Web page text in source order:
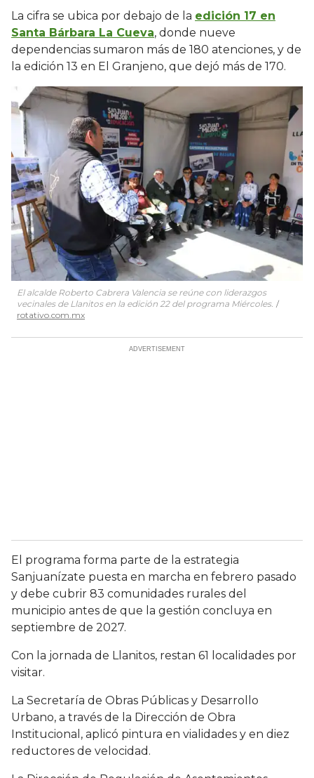
La cifra se ubica por debajo de la edición 17 en
Santa Bárbara La Cueva, donde nueve
dependencias sumaron más de 180 atenciones, y de
la edición 13 en El Granjeno, que dejó más de 170.
El alcalde Roberto Cabrera Valencia se reúne con liderazgos
vecinales de Llanitos en la edición 22 del programa Miércoles.
rotativo.com.mx
El programa forma parte de la estrategia
Sanjuanízate puesta en marcha en febrero pasado
y debe cubrir 83 comunidades rurales del
municipio antes de que la gestión concluya en
septiembre de 2027.
Con la jornada de Llanitos, restan 61 localidades por
visitar.
La Secretaría de Obras Públicas y Desarrollo
Urbano, a través de la Dirección de Obra
Institucional, aplicó pintura en vialidades y en diez
reductores de velocidad.